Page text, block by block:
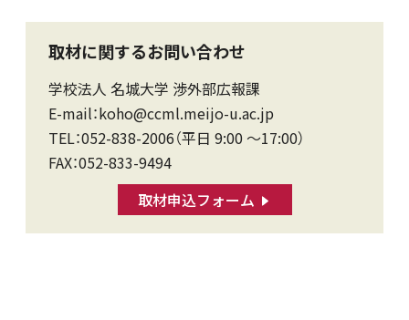
取材に関するお問い合わせ
学校法人 名城大学 渉外部広報課
E-mail：koho@ccml.meijo-u.ac.jp
TEL：052-838-2006（平日 9:00 〜17:00）
FAX：052-833-9494
取材申込フォーム